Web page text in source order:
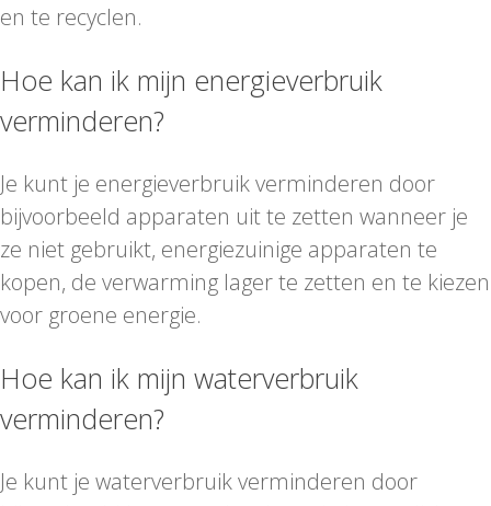
en te recyclen.
Hoe kan ik mijn energieverbruik
verminderen?
Je kunt je energieverbruik verminderen door
bijvoorbeeld apparaten uit te zetten wanneer je
ze niet gebruikt, energiezuinige apparaten te
kopen, de verwarming lager te zetten en te kiezen
voor groene energie.
Hoe kan ik mijn waterverbruik
verminderen?
Je kunt je waterverbruik verminderen door